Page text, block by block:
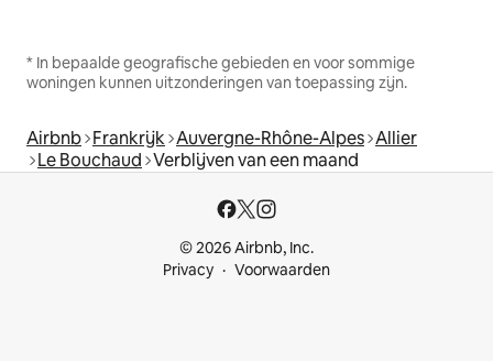
* In bepaalde geografische gebieden en voor sommige
woningen kunnen uitzonderingen van toepassing zijn.
Airbnb Frankrijk Auvergne-Rhône-Alpes Allier
Le Bouchaud Verblijven van een maand
© 2026 Airbnb, Inc.
Privacy
Voorwaarden